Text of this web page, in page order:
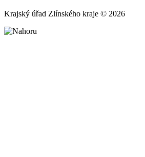
Krajský úřad Zlínského kraje © 2026